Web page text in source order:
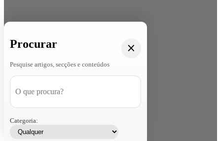
Procurar
Pesquise artigos, secções e conteúdos
Categoria: